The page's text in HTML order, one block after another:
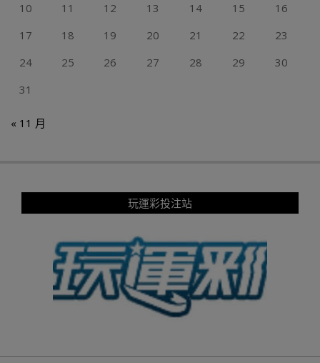
10
11 12 13 14 15
16
17
18 19 20 21 22
23
24
25 26 27 28 29
30
31
« 11 月
玩運彩投注站